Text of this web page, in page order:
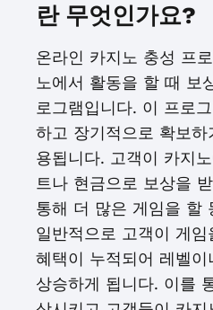
란 무엇인가요?
온라인 카지노 충성 프
노에서 활동을 할 때 보
로그램입니다. 이 프로
하고 장기적으로 확보
용됩니다. 고객이 카지
트나 현금으로 보상을
통해 더 많은 게임을 할
일반적으로 고객이 게
혜택이 누적되어 레벨이
상승하게 됩니다. 이를